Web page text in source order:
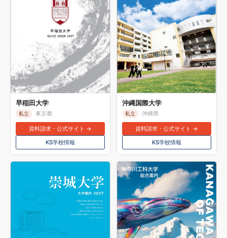
早稲田大学
私立 東京都
資料請求・公式サイト →
KS学校情報
沖縄国際大学
私立 沖縄県
資料請求・公式サイト →
KS学校情報